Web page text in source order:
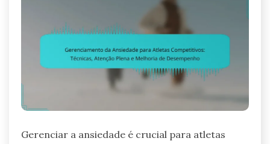
Gerenciar a ansiedade é crucial para atletas